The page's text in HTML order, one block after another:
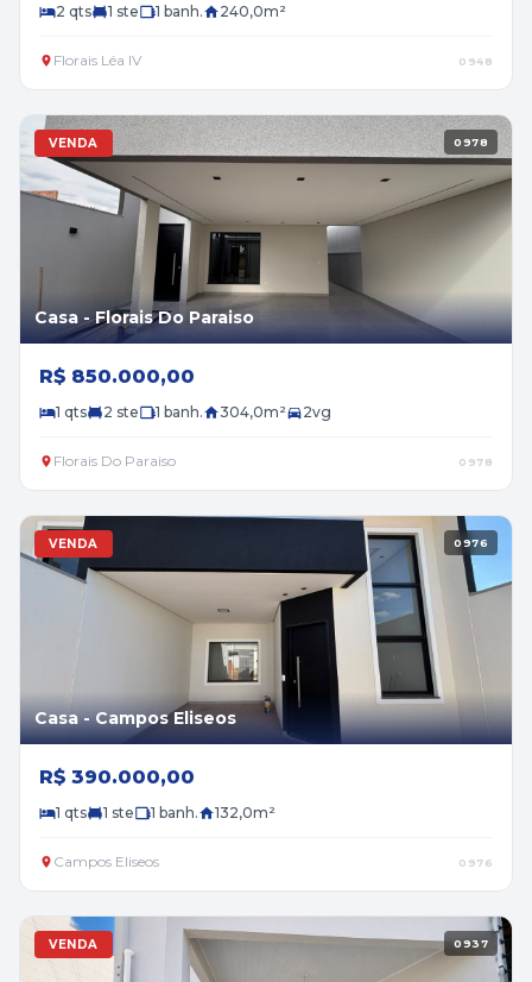
2 qts 1 ste 1 banh. 240,0m²
Florais Léa IV 0948
VENDA 0978
Casa - Florais Do Paraiso
R$ 850.000,00
1 qts 2 ste 1 banh. 304,0m² 2vg
Florais Do Paraiso 0978
VENDA 0976
Casa - Campos Eliseos
R$ 390.000,00
1 qts 1 ste 1 banh. 132,0m²
Campos Eliseos 0976
VENDA 0937